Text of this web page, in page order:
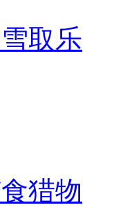
取乐
猎物